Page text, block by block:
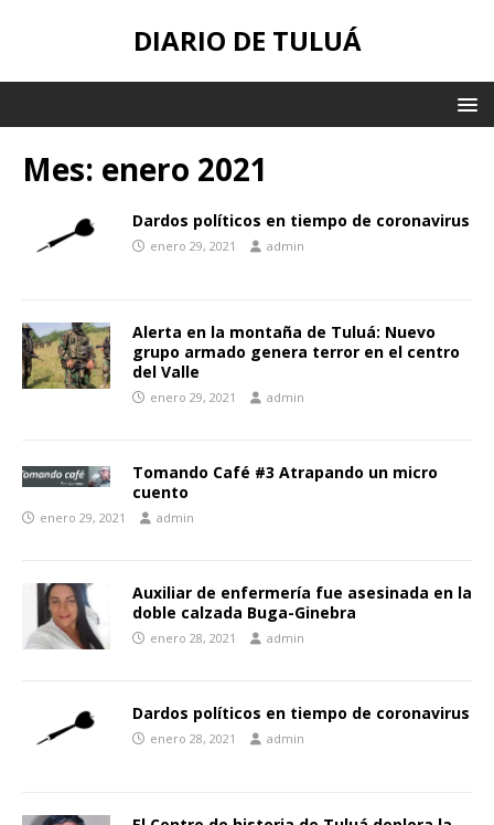
DIARIO DE TULUÁ
Mes: enero 2021
Dardos políticos en tiempo de coronavirus
enero 29, 2021 admin
Alerta en la montaña de Tuluá: Nuevo
grupo armado genera terror en el centro
del Valle
enero 29, 2021 admin
Tomando Café #3 Atrapando un micro
cuento
enero 29, 2021 admin
Auxiliar de enfermería fue asesinada en la
doble calzada Buga-Ginebra
enero 28, 2021 admin
Dardos políticos en tiempo de coronavirus
enero 28, 2021 admin